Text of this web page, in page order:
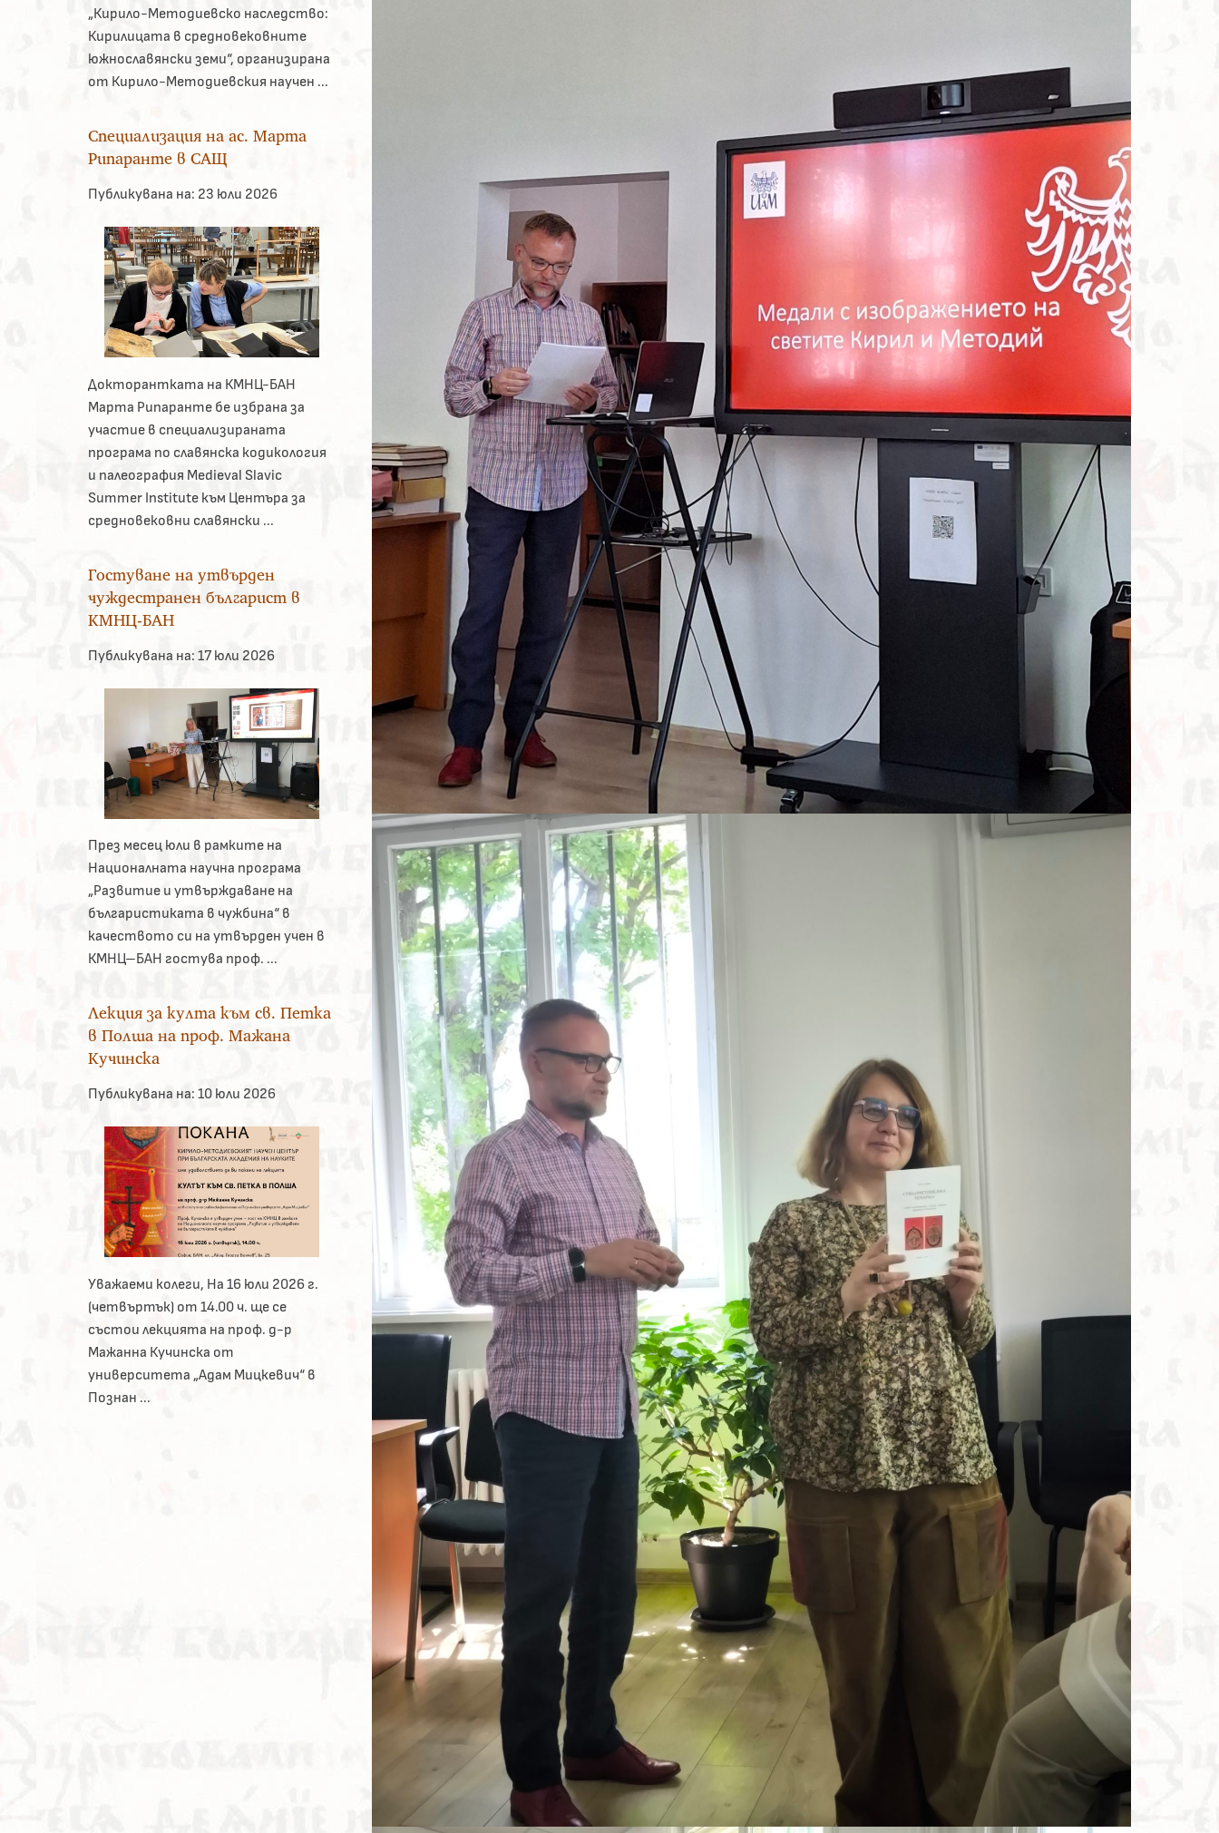
„Кирило-Методиевско наследство:
Кирилицата в средновековните
южнославянски земи“, организирана
от Кирило-Методиевския научен ...
Специализация на ас. Марта
Рипаранте в САЩ
Публикувана на: 23 юли 2026
Докторантката на КМНЦ-БАН
Марта Рипаранте бе избрана за
участие в специализираната
програма по славянска кодикология
и палеография Medieval Slavic
Summer Institute към Центъра за
средновековни славянски ...
Гостуване на утвърден
чуждестранен българист в
КМНЦ-БАН
Публикувана на: 17 юли 2026
През месец юли в рамките на
Националната научна програма
„Развитие и утвърждаване на
българистиката в чужбина“ в
качеството си на утвърден учен в
КМНЦ–БАН гостува проф. ...
Лекция за култа към св. Петка
в Полша на проф. Мажана
Кучинска
Публикувана на: 10 юли 2026
Уважаеми колеги, На 16 юли 2026 г.
(четвъртък) от 14.00 ч. ще се
състои лекцията на проф. д-р
Мажанна Кучинска от
университета „Адам Мицкевич“ в
Познан ...